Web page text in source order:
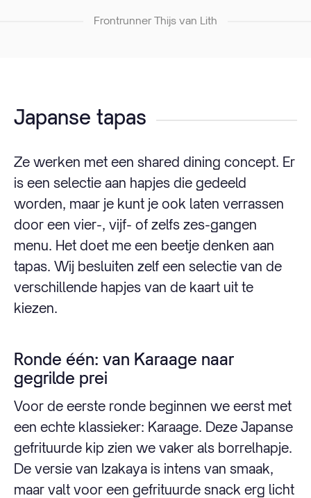
Frontrunner Thijs van Lith
Japanse tapas
Ze werken met een shared dining concept. Er
is een selectie aan hapjes die gedeeld
worden, maar je kunt je ook laten verrassen
door een vier-, vijf- of zelfs zes-gangen
menu. Het doet me een beetje denken aan
tapas. Wij besluiten zelf een selectie van de
verschillende hapjes van de kaart uit te
kiezen.
Ronde één: van Karaage naar
gegrilde prei
Voor de eerste ronde beginnen we eerst met
een echte klassieker: Karaage. Deze Japanse
gefrituurde kip zien we vaker als borrelhapje.
De versie van Izakaya is intens van smaak,
maar valt voor een gefrituurde snack erg licht